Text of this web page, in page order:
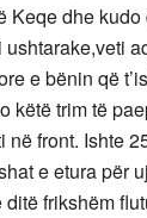
Keqe dhe
e bënin që
këtë trim të
front. Ishte
e etura për
frikshëm